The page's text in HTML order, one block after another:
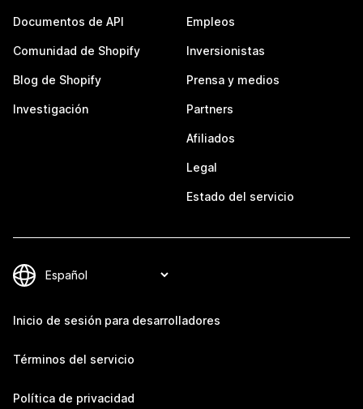
Documentos de API
Comunidad de Shopify
Blog de Shopify
Investigación
Empleos
Inversionistas
Prensa y medios
Partners
Afiliados
Legal
Estado del servicio
Inicio de sesión para desarrolladores
Términos del servicio
Política de privacidad